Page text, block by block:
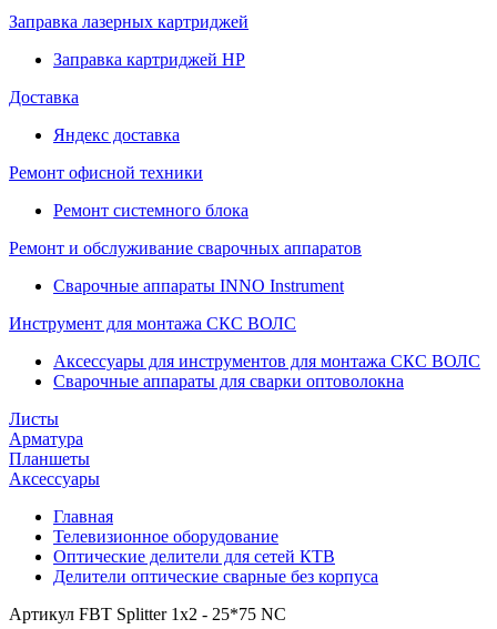
Заправка лазерных картриджей
Заправка картриджей HP
Доставка
Яндекс доставка
Ремонт офисной техники
Ремонт системного блока
Ремонт и обслуживание сварочных аппаратов
Сварочные аппараты INNO Instrument
Инструмент для монтажа СКС ВОЛС
Аксессуары для инструментов для монтажа СКС ВОЛС
Сварочные аппараты для сварки оптоволокна
Листы
Арматура
Планшеты
Аксессуары
Главная
Телевизионное оборудование
Оптические делители для сетей КТВ
Делители оптические сварные без корпуса
Артикул FBT Splitter 1x2 - 25*75 NC